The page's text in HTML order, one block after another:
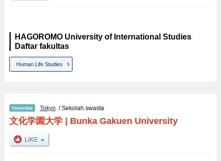
HAGOROMO University of International Studies
Daftar fakultas
Human Life Studies
Tokyo/ Sekolah swasta
文化学園大学| Bunka Gakuen University